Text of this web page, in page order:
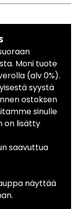
Moni tuote
(alv 0%).
syystä
ostoksen
sinulle
on lisätty
saavuttua
näyttää